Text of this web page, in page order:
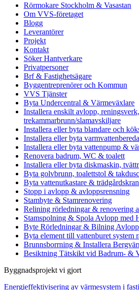
Rörmokare Stockholm & Vasastan
Om VVS-företaget
Blogg
Leverantörer
Projekt
Kontakt
Söker Hantverkare
Privatpersoner
Brf & Fastighetsägare
Byggentreprenörer och Kommun
VVS Tjänster
Byta Undercentral & Värmeväxlare
Installera enskilt avlopp, reningsverk,
trekammarbrunn/slamavskiljare
Installera eller byta blandare och
Installera eller byta
Installera eller byta vattenpump &
Renovera badrum, WC & toalett
Installera eller byta diskmaskin,
Byta golvbrunn, toalettstol &
Byta vattenutkastare & trädgårdskran
Stopp i avlopp & avloppsrensning
Stambyte & Stamrenovering
Relining rörledningar & renovering
Stamspolning & Spola Avlopp med
Byte Rörledningar & Bilning
Byta element till vattenburet system
Brunnsborrning & Installera
Besiktning Tätskikt vid Badrum- &
Byggnadsprojekt vi gjort
Energieffektivisering av värmesystem i